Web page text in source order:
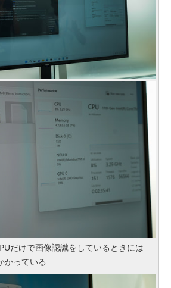
だけで画像認識をしているときには
かっている